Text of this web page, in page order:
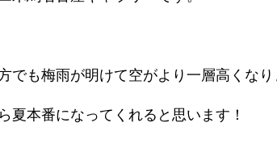
でも梅雨が明けて空がより一層高くなり
夏本番になってくれると思います！